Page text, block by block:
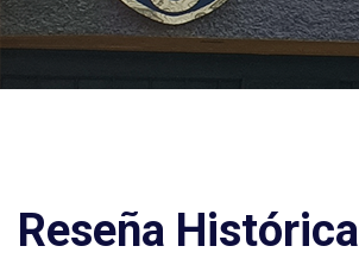
Reseña Histórica